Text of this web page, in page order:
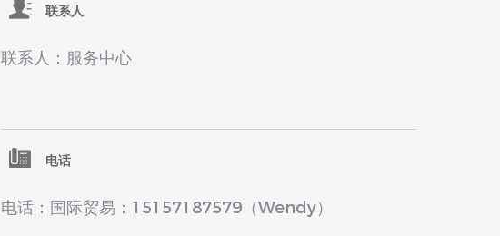
联系人
联系人：服务中心
电话
电话：国际贸易：15157187579（Wendy）